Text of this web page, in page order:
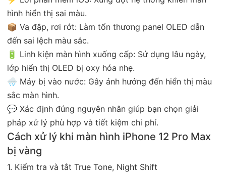
hình hiển thị sai màu.
📦 Va đập, rơi rớt: Làm tổn thương panel OLED dẫn
đến sai lệch màu sắc.
🔋 Linh kiện màn hình xuống cấp: Sử dụng lâu ngày,
lớp hiển thị OLED bị oxy hóa nhẹ.
🌧️ Máy bị vào nước: Gây ảnh hưởng đến hiển thị màu
sắc màn hình.
💬 Xác định đúng nguyên nhân giúp bạn chọn giải
pháp xử lý phù hợp và tiết kiệm chi phí.
Cách xử lý khi màn hình iPhone 12 Pro Max
bị vàng
1. Kiểm tra và tắt True Tone, Night Shift